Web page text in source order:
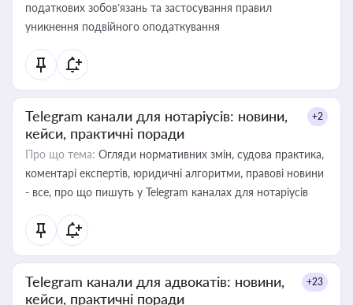
податкових зобов’язань та застосування правил
уникнення подвійного оподаткування
Telegram канали для нотаріусів: новини,
кейси, практичні поради
+2
Про що тема: Огляди нормативних змін, судова практика,
коментарі експертів, юридичні алгоритми, правові новини
- все, про що пишуть у Telegram каналах для нотаріусів
Telegram канали для адвокатів: новини,
кейси, практичні поради
+23